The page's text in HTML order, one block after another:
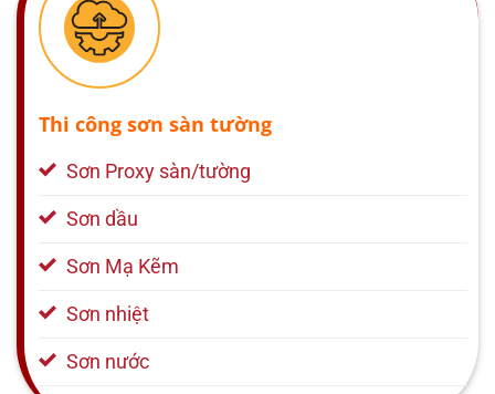
Thi công sơn sàn tường
Sơn Proxy sàn/tường
Sơn dầu
Sơn Mạ Kẽm
Sơn nhiệt
Sơn nước